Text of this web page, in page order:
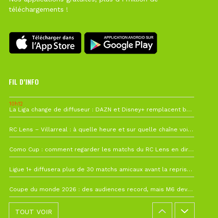
téléchargements !
FIL D’INFO
10h12
La Liga change de diffuseur : DAZN et Disney+ remplacent beIN Sports !
RC Lens – Villarreal : à quelle heure et sur quelle chaîne voir la finale de la Como Cup ?
Como Cup : comment regarder les matchs du RC Lens en direct ?
Ligue 1+ diffusera plus de 30 matchs amicaux avant la reprise de la Ligue 1
Coupe du monde 2026 : des audiences record, mais M6 devrait perdre très gros !
TOUT VOIR